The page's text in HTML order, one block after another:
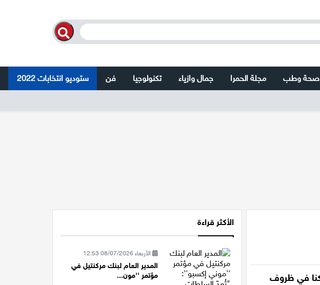
صحة وطب مجلة الحمرا جمال وازياء تكنولوجيا فن ستوديو انتخابات 2022
في ظروف
الأكثر قراءة
الأربعاء 08/07/2026 12:53
المدير العام لبنك مركنتيل في
مؤتمر ''مون...